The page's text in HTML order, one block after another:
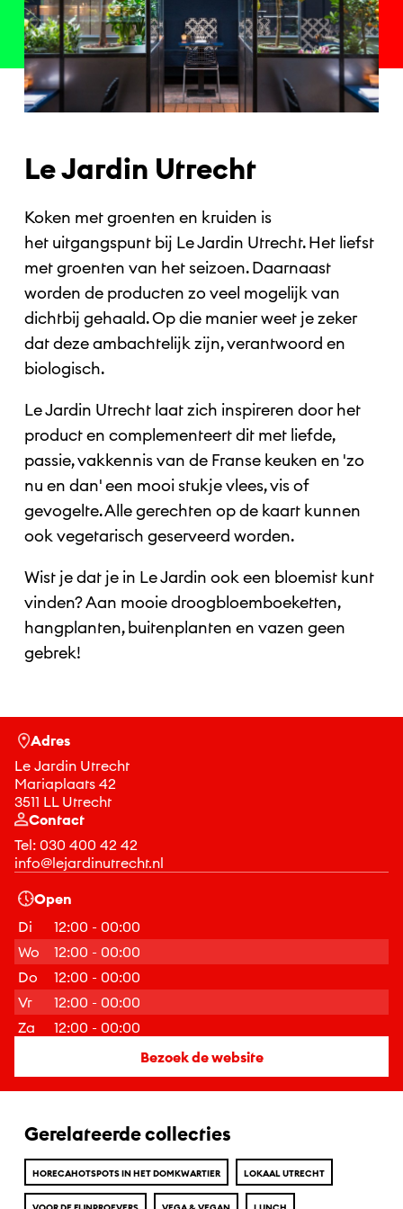
Le Jardin Utrecht
Koken met groenten en kruiden is
het uitgangspunt bij Le Jardin Utrecht. Het liefst
met groenten van het seizoen. Daarnaast
worden de producten zo veel mogelijk van
dichtbij gehaald. Op die manier weet je zeker
dat deze ambachtelijk zijn, verantwoord en
biologisch.
Le Jardin Utrecht laat zich inspireren door het
product en complementeert dit met liefde,
passie, vakkennis van de Franse keuken en 'zo
nu en dan' een mooi stukje vlees, vis of
gevogelte. Alle gerechten op de kaart kunnen
ook vegetarisch geserveerd worden.
Wist je dat je in Le Jardin ook een bloemist kunt
vinden? Aan mooie droogbloemboeketten,
hangplanten, buitenplanten en vazen geen
gebrek!
Adres
Le Jardin Utrecht
Mariaplaats 42
3511 LL Utrecht
Contact
Tel: 030 400 42 42
info@lejardinutrecht.nl
Open
Di
12:00 - 00:00
Wo
12:00 - 00:00
Do
12:00 - 00:00
Vr
12:00 - 00:00
Za
12:00 - 00:00
Bezoek de website
Gerelateerde collecties
HORECAHOTSPOTS IN HET DOMKWARTIER LOKAAL UTRECHT